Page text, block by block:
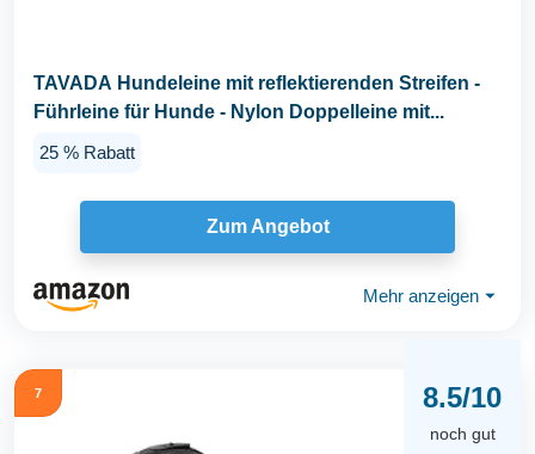
TAVADA Hundeleine mit reflektierenden Streifen -
Führleine für Hunde - Nylon Doppelleine mit...
25 % Rabatt
Zum Angebot
Mehr anzeigen ⏷
7 8.5/10
noch gut